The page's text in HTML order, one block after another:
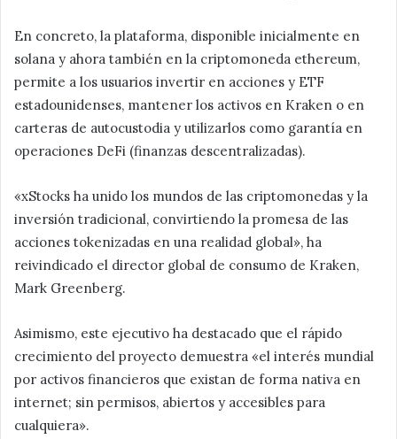
En concreto, la plataforma, disponible inicialmente en
solana y ahora también en la criptomoneda ethereum,
permite a los usuarios invertir en acciones y ETF
estadounidenses, mantener los activos en Kraken o en
carteras de autocustodia y utilizarlos como garantía en
operaciones DeFi (finanzas descentralizadas).
«xStocks ha unido los mundos de las criptomonedas y la
inversión tradicional, convirtiendo la promesa de las
acciones tokenizadas en una realidad global», ha
reivindicado el director global de consumo de Kraken,
Mark Greenberg.
Asimismo, este ejecutivo ha destacado que el rápido
crecimiento del proyecto demuestra «el interés mundial
por activos financieros que existan de forma nativa en
internet; sin permisos, abiertos y accesibles para
cualquiera».